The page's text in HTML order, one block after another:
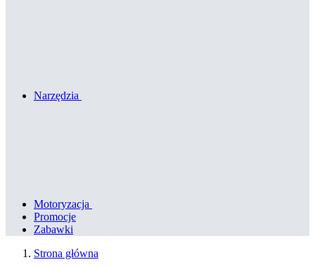
Narzędzia
Motoryzacja
Promocje
Zabawki
Strona główna